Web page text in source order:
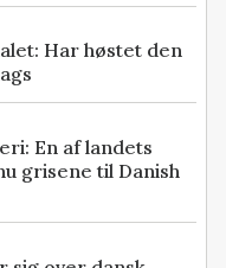
Har høstet den
En af landets
grisene til Danish